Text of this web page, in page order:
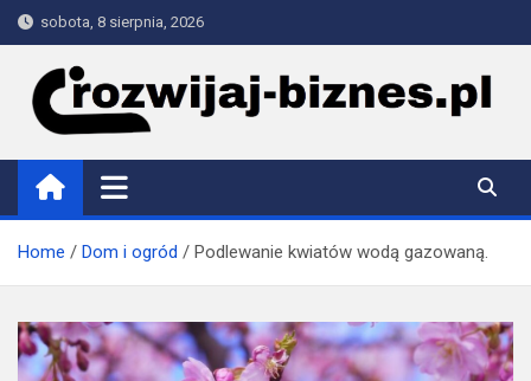
Skip
to
content
sobota, 8 sierpnia, 2026
rozwijaj-biznes.pl
Home Dom i ogród Podlewanie kwiatów wodą gazowaną.